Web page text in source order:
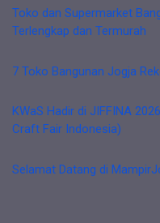
Toko dan Supermarket
Terlengkap dan Termurah
7 Toko Bangunan Jogja
KWaS Hadir di JIFFINA
Craft Fair Indonesia)
Selamat Datang di